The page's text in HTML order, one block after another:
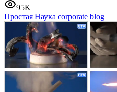
95K
Простая Наука corporate blog